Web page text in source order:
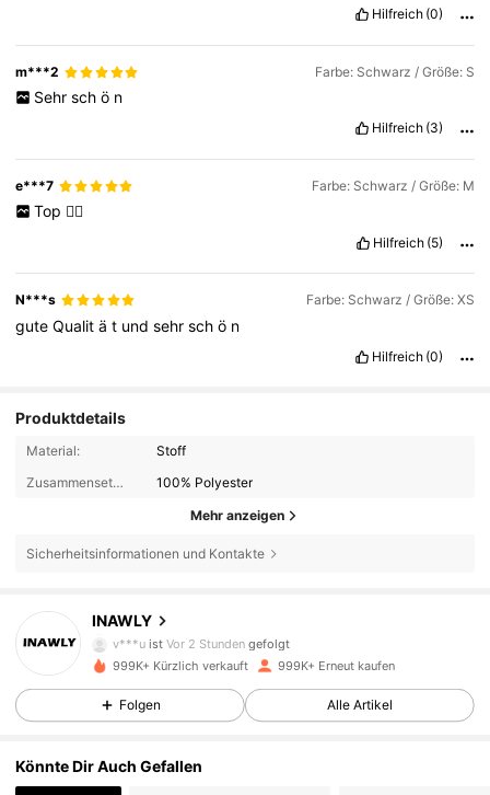
Hilfreich (0)
m***2 Farbe: Schwarz / Größe: S
Sehr sch ö n
Hilfreich (3)
e***7 Farbe: Schwarz / Größe: M
Top 👍🏽
Hilfreich (5)
N***s Farbe: Schwarz / Größe: XS
guteQualität undsehrschö n
Hilfreich (0)
Produktdetails
Material:
Stoff
Zusammensetzung:
100% Polyester
Mehr anzeigen
Sicherheitsinformationen und Kontakte
INAWLY
v***uist Vor 2 Stundengefolgt
999K+ Kürzlich verkauft 999K+ Erneut kaufen
Folgen Alle Artikel
Könnte Dir Auch Gefallen